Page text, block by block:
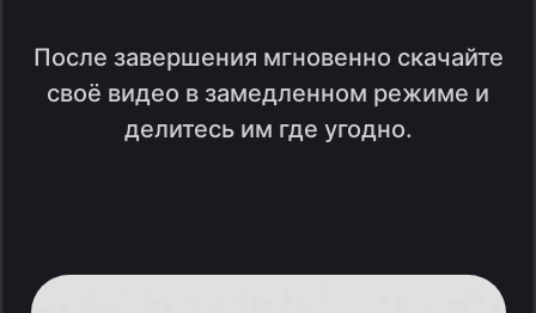
После завершения мгновенно скачайте
своё видео в замедленном режиме и
делитесь им где угодно.